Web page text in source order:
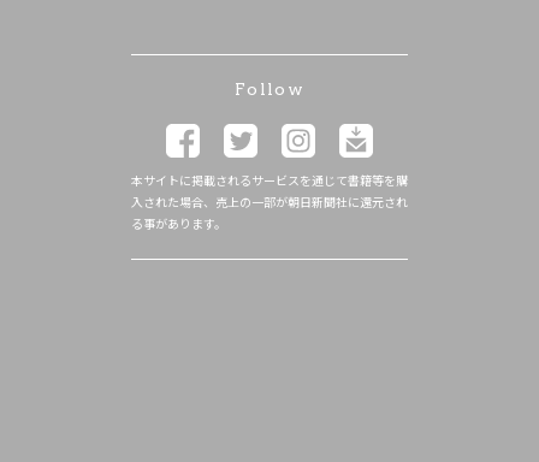
Follow
本サイトに掲載されるサービスを通じて書籍等を購
入された場合、売上の一部が朝日新聞社に還元され
る事があります。